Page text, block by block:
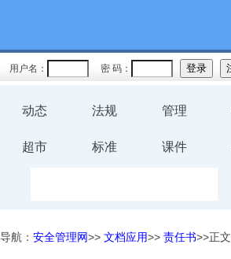
用户名： 密 码：
动态 法规 管理
超市 标准 课件
导航： 安全管理网>> 文档应用>> 责任书>>正文